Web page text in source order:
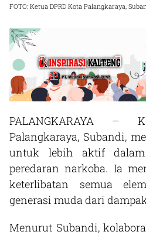
FOTO: Ketua DPRD Kota Palangkaraya,
PALANGKARAYA –
Palangkaraya, Subandi,
untuk lebih aktif dalam
peredaran narkoba. Ia
keterlibatan semua
generasi muda dari
Menurut Subandi,